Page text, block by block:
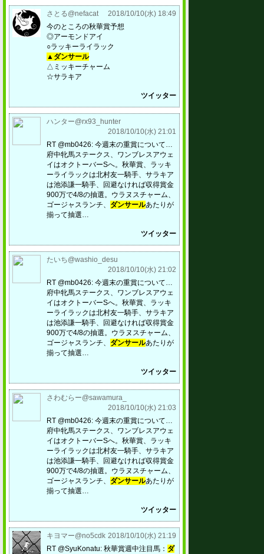
さとる@nefacat
2018/10/10(水) 18:49
今のところの秋華賞予想
◎アーモンドアイ
○ラッキーライラック
▲ダンサール
△ミッキーチャーム
☆サラキア
ツイッター
ハンター@rx93_hunter
2018/10/10(水) 21:01
RT @mb0426: 今週末の重賞について…
府中牝馬ステークス、ワンブレスアウェ
イはオクトーバーSへ。秋華賞、ラッキ
ーライラックは北村友一騎手、サラキア
は池添謙一騎手、回避なければ収得賞金
900万で4/8の抽選。ウラヌスチャーム、
ゴージャスランチ、 ダンサールあたりが
揃って抽選…
ツイッター
たいち@washio_desu
2018/10/10(水) 21:02
RT @mb0426: 今週末の重賞について…
府中牝馬ステークス、ワンブレスアウェ
イはオクトーバーSへ。秋華賞、ラッキ
ーライラックは北村友一騎手、サラキア
は池添謙一騎手、回避なければ収得賞金
900万で4/8の抽選。ウラヌスチャーム、
ゴージャスランチ、 ダンサールあたりが
揃って抽選…
ツイッター
さわむらー@sawamura_
2018/10/10(水) 21:03
RT @mb0426: 今週末の重賞について…
府中牝馬ステークス、ワンブレスアウェ
イはオクトーバーSへ。秋華賞、ラッキ
ーライラックは北村友一騎手、サラキア
は池添謙一騎手、回避なければ収得賞金
900万で4/8の抽選。ウラヌスチャーム、
ゴージャスランチ、 ダンサールあたりが
揃って抽選…
ツイッター
キヨマー@no5cdk 2018/10/10(水) 21:19
RT @SyuKonatu: 秋華賞週中注目馬： ダ